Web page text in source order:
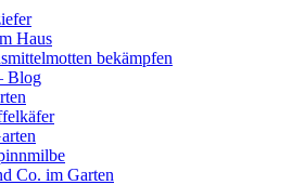
Haus
bekämpfen
Blog
Co. im Garten